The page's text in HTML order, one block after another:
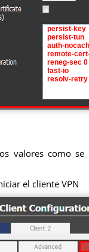
valores como se
el cliente VPN